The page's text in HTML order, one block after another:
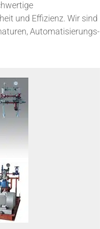
und Effizienz. Wir sind
Automatisierungs-